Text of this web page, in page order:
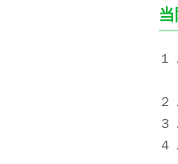
１
２
３
４